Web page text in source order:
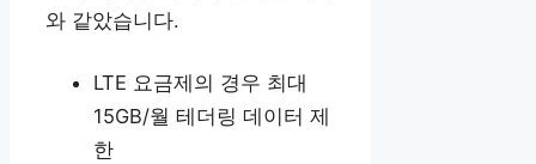
와 같았습니다.
LTE 요금제의 경우 최대
15GB/월 테더링 데이터 제
한